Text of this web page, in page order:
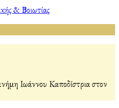
& Βοιωτίας
Ιωάννου Καποδίστρια στον